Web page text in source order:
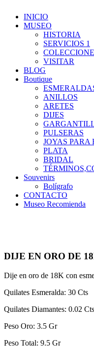
INICIO
MUSEO
HISTORIA
SERVICIOS 1
VISITAR
BLOG
Boutique
ANILLOS
ARETES
DIJES
PULSERAS
JOYAS PARA
PLATA
BRIDAL
Souvenirs
Bolígrafo
CONTACTO
Museo Recomienda
DIJE EN ORO DE
Dije en oro de 18K con
Quilates Esmeralda: 30 Cts
Quilates Diamantes: 0.02 Cts
Peso Oro: 3.5 Gr
Peso Total: 9.5 Gr